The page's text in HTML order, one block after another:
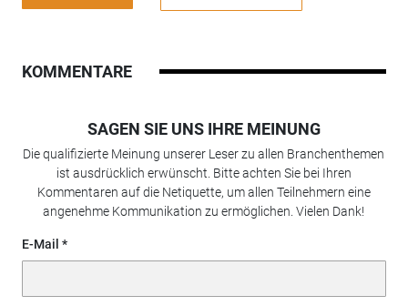
KOMMENTARE
SAGEN SIE UNS IHRE MEINUNG
Die qualifizierte Meinung unserer Leser zu allen Branchenthemen
ist ausdrücklich erwünscht. Bitte achten Sie bei Ihren
Kommentaren auf die Netiquette, um allen Teilnehmern eine
angenehme Kommunikation zu ermöglichen. Vielen Dank!
E-Mail